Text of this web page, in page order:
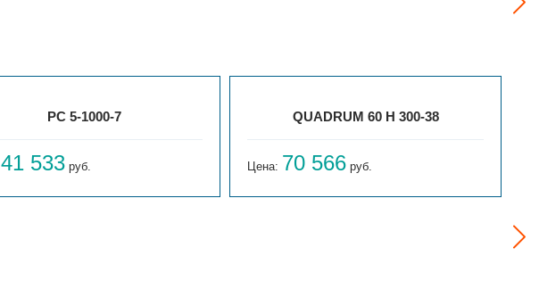
РС 5-1000-7
41 533 руб.
QUADRUM 60 H 300-38
Цена: 70 566 руб.